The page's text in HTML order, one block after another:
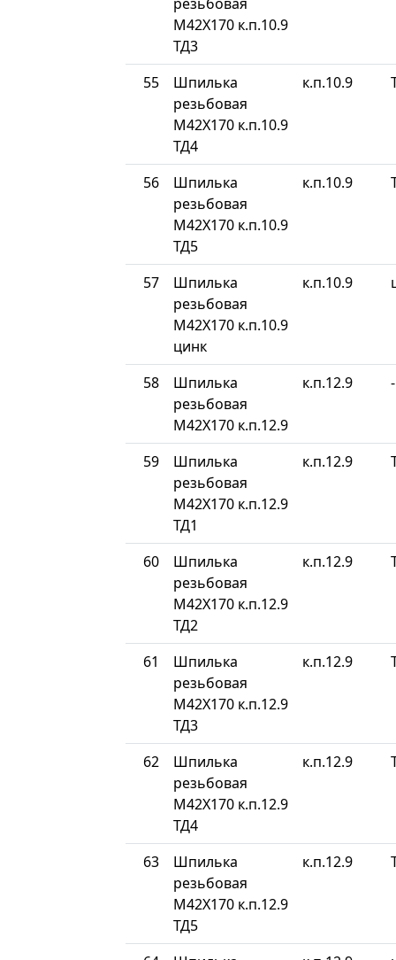
М42Х170 к.п.10.9
ТД3
55
Шпилька
резьбовая
М42Х170 к.п.10.9
ТД4
к.п.10.9
56
Шпилька
резьбовая
М42Х170 к.п.10.9
ТД5
к.п.10.9
57
Шпилька
резьбовая
М42Х170 к.п.10.9
цинк
к.п.10.9
58
Шпилька
резьбовая
М42Х170 к.п.12.9
к.п.12.9 -
59
Шпилька
резьбовая
М42Х170 к.п.12.9
ТД1
к.п.12.9
60
Шпилька
резьбовая
М42Х170 к.п.12.9
ТД2
к.п.12.9
61
Шпилька
резьбовая
М42Х170 к.п.12.9
ТД3
к.п.12.9
62
Шпилька
резьбовая
М42Х170 к.п.12.9
ТД4
к.п.12.9
63
Шпилька
резьбовая
М42Х170 к.п.12.9
ТД5
к.п.12.9